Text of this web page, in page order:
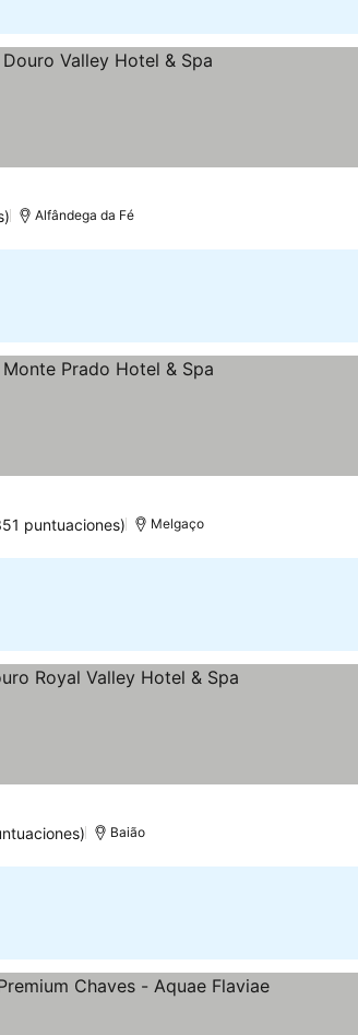
Alfândega da Fé
puntuaciones) Melgaço
Baião